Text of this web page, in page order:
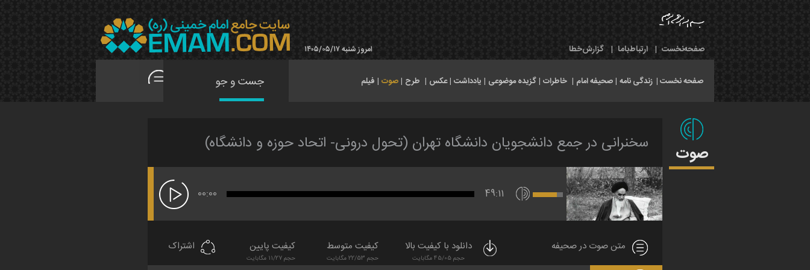
صفحه‌نخست | ارتباط‌با‌ما | گزارش‌خطا امروز شنبه ۱۴۰۵/۰۵/۱۷
صفحه نخست | زندگی نامه |صحیفه امام | خاطرات |گزیده موضوعی | یادداشت |عکس | طرح |صوت | فیلم
صوت سخنرانى در جمع دانشجويان دانشگاه تهران (تحول درونى- اتحاد حوزه و دانشگاه)
00:00 49:11
متن صوت در صحیفه دانلود با کیفیت بالا
حجم 45/05 مگابایت
کیفیت متوسط
حجم 22/53 مگابایت
کیفیت پایین
حجم 11/27 مگابایت
اشتراک